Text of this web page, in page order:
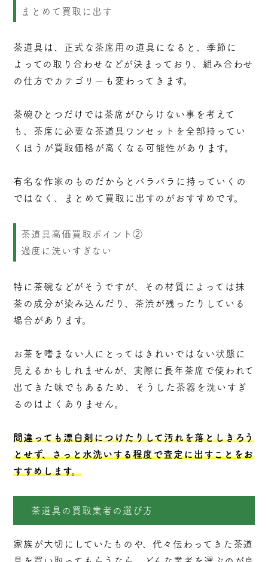
まとめて買取に出す
茶道具は、正式な茶席用の道具になると、季節に
よっての取り合わせなどが決まっており、組み合わせ
の仕方でカテゴリーも変わってきます。
茶碗ひとつだけでは茶席がひらけない事を考えて
も、茶席に必要な茶道具ワンセットを全部持ってい
くほうが買取価格が高くなる可能性があります。
有名な作家のものだからとバラバラに持っていくの
ではなく、まとめて買取に出すのがおすすめです。
茶道具高価買取ポイント②
過度に洗いすぎない
特に茶碗などがそうですが、その材質によっては抹
茶の成分が染み込んだり、茶渋が残ったりしている
場合があります。
お茶を嗜まない人にとってはきれいではない状態に
見えるかもしれませんが、実際に長年茶席で使われて
出てきた味でもあるため、そうした茶器を洗いすぎ
るのはよくありません。
間違っても漂白剤につけたりして汚れを落としきろう
とせず、さっと水洗いする程度で査定に出すことをお
すすめします。
茶道具の買取業者の選び方
家族が大切にしていたものや、代々伝わってきた茶道